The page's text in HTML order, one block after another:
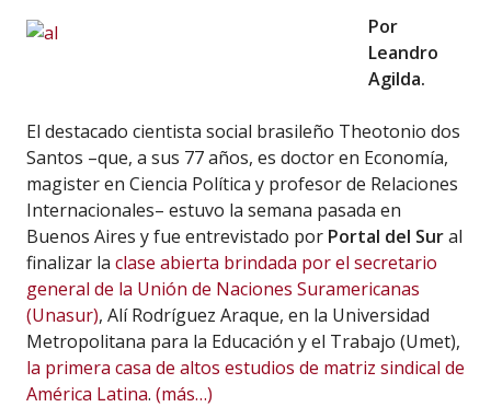
Por
Leandro
Agilda.
El destacado cientista social brasileño Theotonio dos
Santos –que, a sus 77 años, es doctor en Economía,
magister en Ciencia Política y profesor de Relaciones
Internacionales– estuvo la semana pasada en
Buenos Aires y fue entrevistado por Portal del Sural
finalizar la clase abierta brindada por el secretario
general de la Unión de Naciones Suramericanas
(Unasur), Alí Rodríguez Araque, en la Universidad
Metropolitana para la Educación y el Trabajo (Umet),
la primera casa de altos estudios de matriz sindical de
América Latina. (más…)